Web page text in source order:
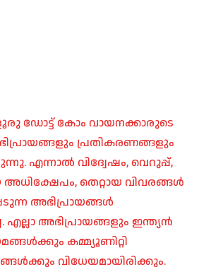
ഡോട്ട് കോം വായനക്കാരുടെ
പ്രതികരണങ്ങളും
എന്നാൽ വിദ്വേഷം, വെറുപ്പ്,
അധിക്ഷേപം, തെറ്റായ വിവരങ്ങൾ
അഭിപ്രായങ്ങൾ
എല്ലാ അഭിപ്രായങ്ങളും ഇന്ത്യൻ
കമ്മ്യൂണിറ്റി
വിധേയമായിരിക്കും.